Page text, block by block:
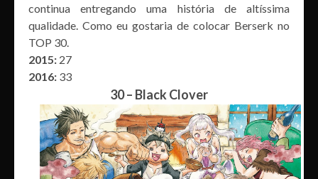
continua entregando uma história de altíssima
qualidade. Como eu gostaria de colocar Berserk no
TOP 30.
2015: 27
2016: 33
30 – Black Clover